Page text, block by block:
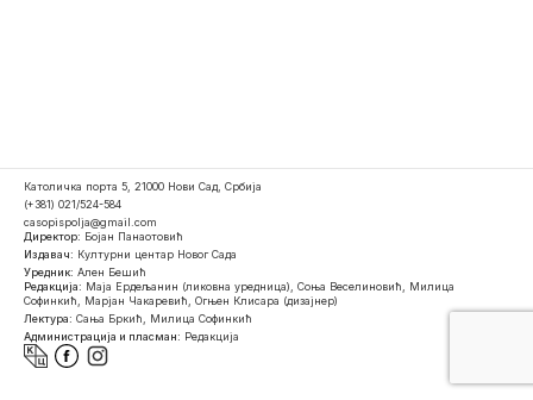
Католичка порта 5, 21000 Нови Сад, Србија
(+381) 021/524-584
casopispolja@gmail.com
Директор: Бојан Панаотовић
Издавач: Културни центар Новог Сада
Уредник: Ален Бешић
Редакција: Маја Ердељанин (ликовна уредница), Соња Веселиновић, Милица
Софинкић, Марјан Чакаревић, Огњен Клисара (дизајнер)
Лектура: Сања Бркић, Милица Софинкић
Администрација и пласман: Редакција